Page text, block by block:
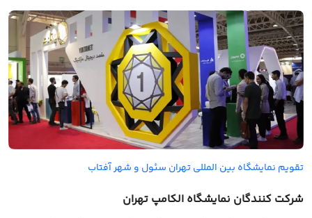
تقویم نمایشگاه بین المللی تهران سئول و شهر آفتاب
شرکت کنندگان نمایشگاه الکامپ تهران